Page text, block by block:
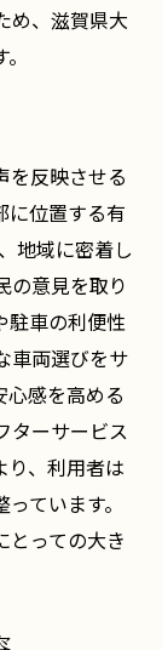
め、滋賀県大
を反映させる
に位置する有
地域に密着し
の意見を取り
駐車の利便性
車両選びをサ
心感を高める
ターサービス
り、利用者は
ています。
とっての大き